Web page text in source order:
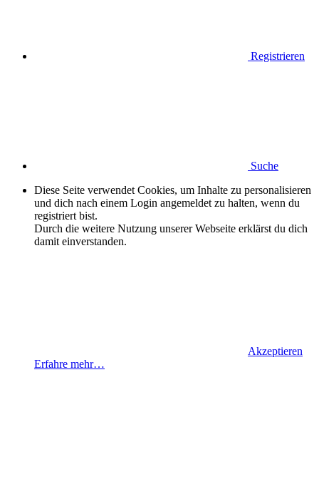
Registrieren
Suche
Diese Seite verwendet Cookies, um Inhalte zu personalisieren
und dich nach einem Login angemeldet zu halten, wenn du
registriert bist.
Durch die weitere Nutzung unserer Webseite erklärst du dich
damit einverstanden.
Akzeptieren
Erfahre mehr…